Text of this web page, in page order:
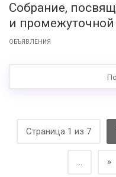
Собрание,
и промежуточной
ОБЪЯВЛЕНИЯ
Страница 1 из 7
... »